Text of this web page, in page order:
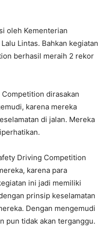
oleh Kementerian
Lintas. Bahkan kegiatan
berhasil meraih 2 rekor
dirasakan
karena mereka
di jalan. Mereka
Driving Competition
karena para
ini jadi memiliki
prinsip keselamatan
Dengan mengemudi
pun tidak akan terganggu.